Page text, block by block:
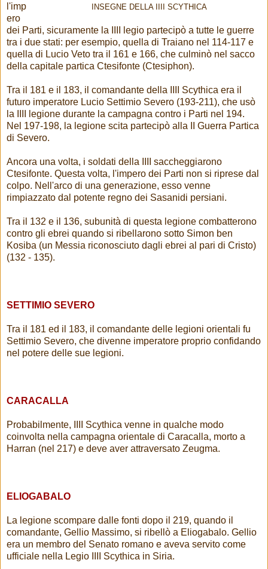
INSEGNE DELLA IIII SCYTHICA
l'imp
ero
dei Parti, sicuramente la IIII legio partecipò a tutte le guerre
tra i due stati: per esempio, quella di Traiano nel 114-117 e
quella di Lucio Veto tra il 161 e 166, che culminò nel sacco
della capitale partica Ctesifonte (Ctesiphon).
Tra il 181 e il 183, il comandante della IIII Scythica era il
futuro imperatore Lucio Settimio Severo (193-211), che usò
la IIII legione durante la campagna contro i Parti nel 194.
Nel 197-198, la legione scita partecipò alla II Guerra Partica
di Severo.
Ancora una volta, i soldati della IIII saccheggiarono
Ctesifonte. Questa volta, l'impero dei Parti non si riprese dal
colpo. Nell'arco di una generazione, esso venne
rimpiazzato dal potente regno dei Sasanidi persiani.
Tra il 132 e il 136, subunità di questa legione combatterono
contro gli ebrei quando si ribellarono sotto Simon ben
Kosiba (un Messia riconosciuto dagli ebrei al pari di Cristo)
(132 - 135).
SETTIMIO SEVERO
Tra il 181 ed il 183, il comandante delle legioni orientali fu
Settimio Severo, che divenne imperatore proprio confidando
nel potere delle sue legioni.
CARACALLA
Probabilmente, IIII Scythica venne in qualche modo
coinvolta nella campagna orientale di Caracalla, morto a
Harran (nel 217) e deve aver attraversato Zeugma.
ELIOGABALO
La legione scompare dalle fonti dopo il 219, quando il
comandante, Gellio Massimo, si ribellò a Eliogabalo. Gellio
era un membro del Senato romano e aveva servito come
ufficiale nella Legio IIII Scythica in Siria.